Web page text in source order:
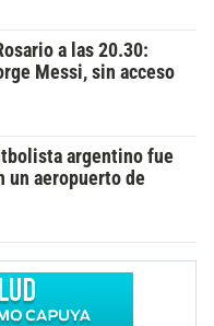
a las 20.30:
Messi, sin acceso
argentino fue
un aeropuerto de